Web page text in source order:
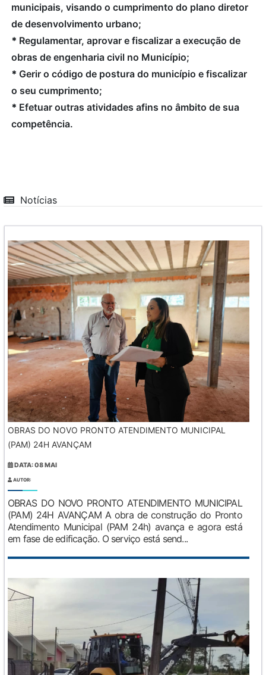
municipais, visando o cumprimento do plano diretor
de desenvolvimento urbano;
* Regulamentar, aprovar e fiscalizar a execução de
obras de engenharia civil no Município;
* Gerir o código de postura do município e fiscalizar
o seu cumprimento;
* Efetuar outras atividades afins no âmbito de sua
competência.
Notícias
OBRAS DO NOVO PRONTO ATENDIMENTO MUNICIPAL
(PAM) 24H AVANÇAM
DATA: 08 MAI
AUTOR:
OBRAS DO NOVO PRONTO ATENDIMENTO MUNICIPAL
(PAM) 24H AVANÇAM A obra de construção do Pronto
Atendimento Municipal (PAM 24h) avança e agora está
em fase de edificação. O serviço está send...